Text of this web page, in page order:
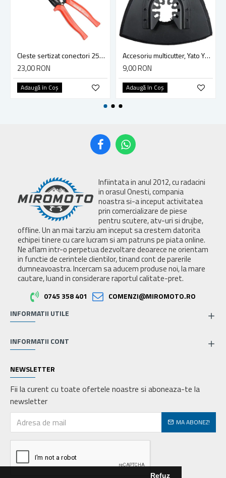
Refuz
Cleste sertizat conectori 250 mm lama 4mm Yato YT-2254
23,00 RON
Adaugă în Coş
Accesoriu multicutter, Yato YT-34689, sistem Yato Quick Release, slefuire, 90 mm, ceramica, abrazive
9,00 RON
Adaugă în Coş
Infiintata in anul 2012, cu radacini
in orasul Onesti, compania
noastra si-a inceput activitatea
prin comercializare de piese
pentru scutere, atv-uri si drujbe,
offline. Un an mai tarziu am inceput sa crestem datorita
echipei tinere cu care lucram si am patruns pe piata online.
Ne aflam intr-o perpetua dezvoltare deoarece ne orientam
in functie de cerintele clientilor, tinand cont de parerile
dumneavoastra. Incercam sa aducem produse noi, la mare
cautare, luand in considerare raportul calitate-pret.
0745 358 401
COMENZI@MIROMOTO.RO
INFORMATII UTILE
INFORMATII CONT
NEWSLETTER
Fii la curent cu toate ofertele noastre si aboneaza-te la
newsletter
MA ABONEZ!